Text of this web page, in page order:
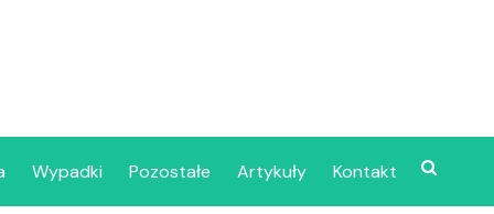
Wypadki Pozostałe Artykuły Kontakt